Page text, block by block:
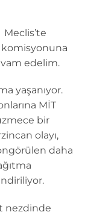
komisyonuna
edelim.
yaşanıyor.
MİT
bir
olayı,
daha
nezdinde